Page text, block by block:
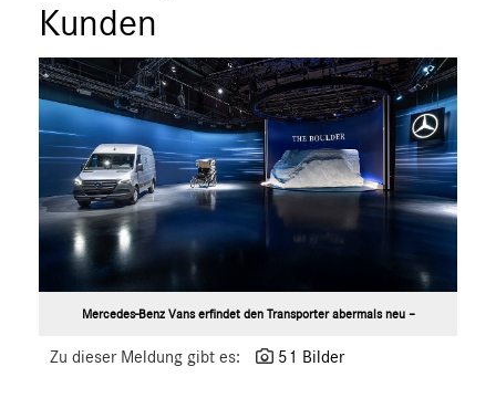
Kunden
Mercedes-Benz Vans erfindet den Transporter abermals neu –
Zu dieser Meldung gibt es: 51 Bilder